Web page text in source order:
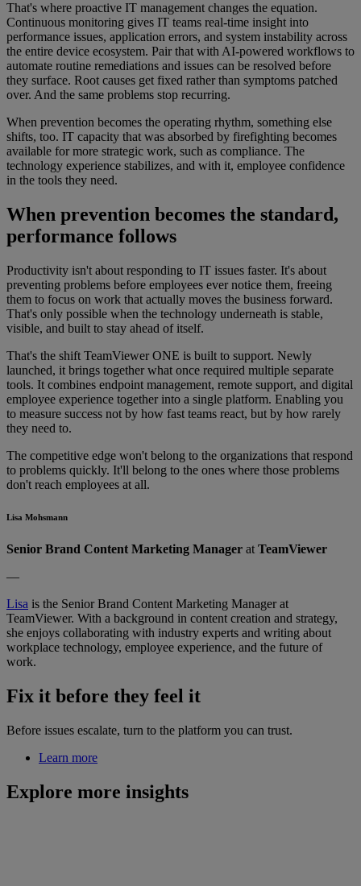
That's where proactive IT management changes the equation.
Continuous monitoring gives IT teams real-time insight into
performance issues, application errors, and system instability across
the entire device ecosystem. Pair that with AI-powered workflows to
automate routine remediations and issues can be resolved before
they surface. Root causes get fixed rather than symptoms patched
over. And the same problems stop recurring.
When prevention becomes the operating rhythm, something else
shifts, too. IT capacity that was absorbed by firefighting becomes
available for more strategic work, such as compliance. The
technology experience stabilizes, and with it, employee confidence
in the tools they need.
When prevention becomes the standard,
performance follows
Productivity isn't about responding to IT issues faster. It's about
preventing problems before employees ever notice them, freeing
them to focus on work that actually moves the business forward.
That's only possible when the technology underneath is stable,
visible, and built to stay ahead of itself.
That's the shift TeamViewer ONE is built to support. Newly
launched, it brings together what once required multiple separate
tools. It combines endpoint management, remote support, and digital
employee experience together into a single platform. Enabling you
to measure success not by how fast teams react, but by how rarely
they need to.
The competitive edge won't belong to the organizations that respond
to problems quickly. It'll belong to the ones where those problems
don't reach employees at all.
Lisa Mohsmann
Senior Brand Content Marketing Manager at TeamViewer
—
Lisa is the Senior Brand Content Marketing Manager at
TeamViewer. With a background in content creation and strategy,
she enjoys collaborating with industry experts and writing about
workplace technology, employee experience, and the future of
work.
Fix it before they feel it
Before issues escalate, turn to the platform you can trust.
Learn more
Explore more insights